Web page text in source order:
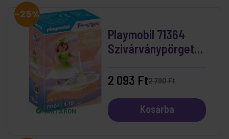
-25%
RAKTÁRON
Playmobil 71364
Szivárványpörgettű
2 790 Ft
2 093 Ft
Kosárba